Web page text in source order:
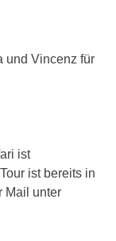
und Vincenz für
ist
ist bereits in
Mail unter